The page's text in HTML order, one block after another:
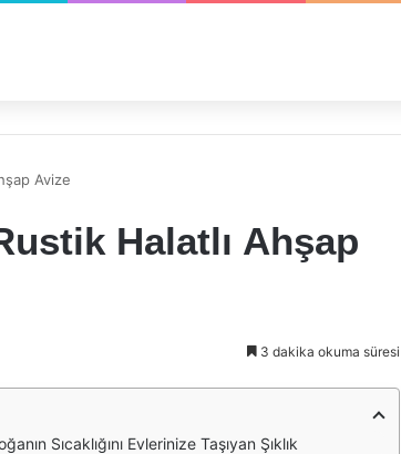
Avize
Halatlı Ahşap
3 dakika okuma süresi
Sıcaklığını Evlerinize Taşıyan Şıklık